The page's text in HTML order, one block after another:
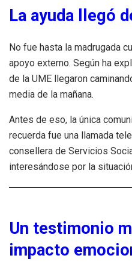
La ayuda llegó
No fue hasta la madrugada
apoyo externo. Según ha
de la UME llegaron
media de la mañana.
Antes de eso, la única
recuerda fue una llamada
consellera de Servicios
interesándose por la
Un testimonio
impacto